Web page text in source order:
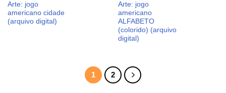
Arte: jogo
americano cidade
(arquivo digital)
Arte: jogo
americano
ALFABETO
(colorido) (arquivo
digital)
1 2